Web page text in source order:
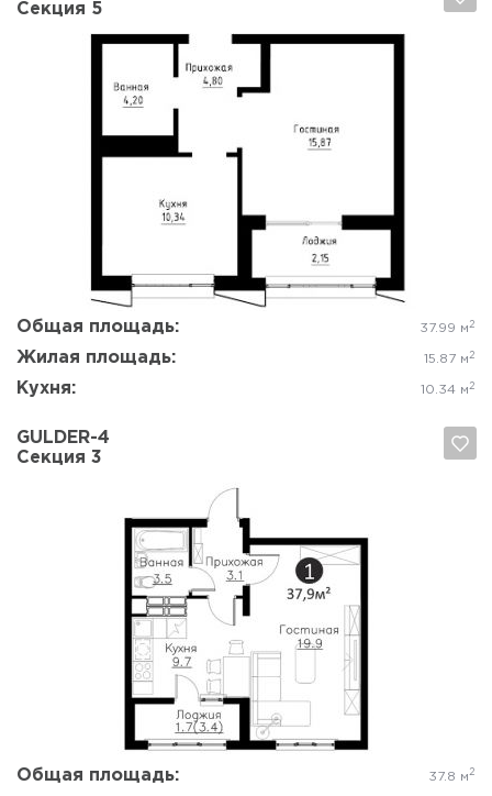
Секция 5
Общая площадь: 37.99 м 2
Жилая площадь: 15.87 м 2
Кухня: 10.34 м 2
GULDER-4
Секция 3
Общая площадь: 37.8 м 2
Да, удалить